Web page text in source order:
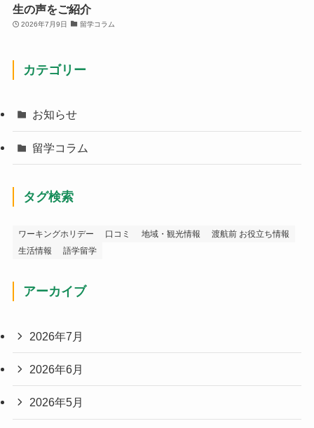
生の声をご紹介
2026年7月9日 留学コラム
カテゴリー
お知らせ
留学コラム
タグ検索
ワーキングホリデー 口コミ 地域・観光情報
渡航前 お役立ち情報
生活情報
語学留学
アーカイブ
2026年7月
2026年6月
2026年5月